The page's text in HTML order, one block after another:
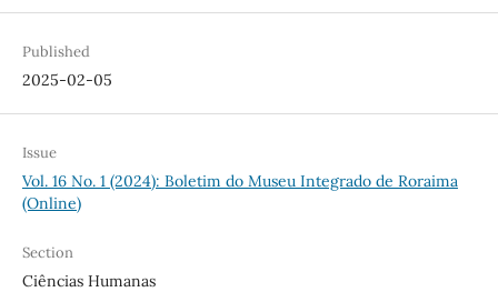
Published
2025-02-05
Issue
Vol. 16 No. 1 (2024): Boletim do Museu Integrado de Roraima
(Online)
Section
Ciências Humanas